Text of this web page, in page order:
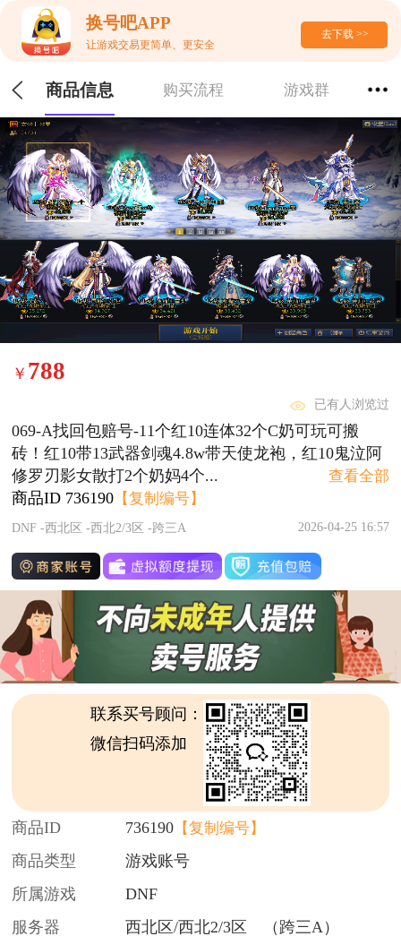
换号吧APP
让游戏交易更简单、更安全
去下载 >>
商品信息 购买流程 游戏群
￥ 788
已有人浏览过
069-A找回包赔号-11个红10连体32个C奶可玩可搬
砖！红10带13武器剑魂4.8w带天使龙袍，红10鬼泣阿
修罗刃影女散打2个奶妈4个...
查看全部
商品ID 736190 【复制编号】
DNF -西北区 -西北2/3区 -跨三A 2026-04-25 16:57
联系买号顾问：
微信扫码添加
商品ID 736190【复制编号】
商品类型
游戏账号
所属游戏
DNF
服务器
西北区/西北2/3区 （跨三A）